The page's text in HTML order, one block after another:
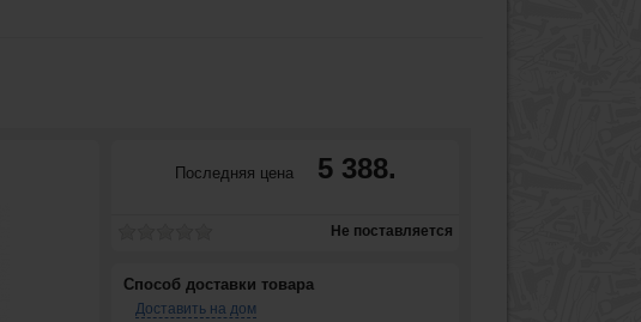
Последняя цена 5 388.
Не поставляется
Способ доставки товара
Доставить на дом